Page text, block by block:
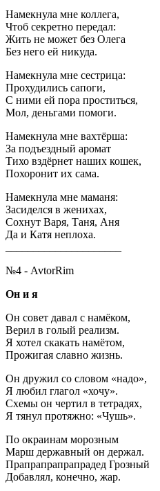
Намекнула мне коллега,
Чтоб секретно передал:
Жить не может без Олега
Без него ей никуда.
Намекнула мне сестрица:
Прохудились сапоги,
С ними ей пора проститься,
Мол, деньгами помоги.
Намекнула мне вахтёрша:
За подъездный аромат
Тихо вздёрнет наших кошек,
Похоронит их сама.
Намекнула мне маманя:
Засиделся в женихах,
Сохнут Варя, Таня, Аня
Да и Катя неплоха.
№4 - AvtorRim
Он и я
Он совет давал с намёком,
Верил в голый реализм.
Я хотел скакать намётом,
Прожигая славно жизнь.
Он дружил со словом «надо»,
Я любил глагол «хочу».
Схемы он чертил в тетрадях,
Я тянул протяжно: «Чушь».
По окраинам морозным
Марш державный он держал.
Прапрапрапрапрадед Грозный
Добавлял, конечно, жар.